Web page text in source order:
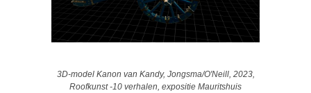
3D-model Kanon van Kandy, Jongsma/O'Neill, 2023,
Roofkunst -10 verhalen, expositie Mauritshuis